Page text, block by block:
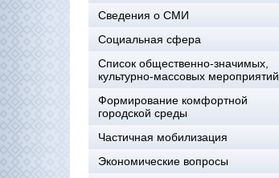
Сведения о СМИ
Социальная сфера
Список общественно-значимых,
культурно-массовых мероприятий
Формирование комфортной
городской среды
Частичная мобилизация
Экономические вопросы